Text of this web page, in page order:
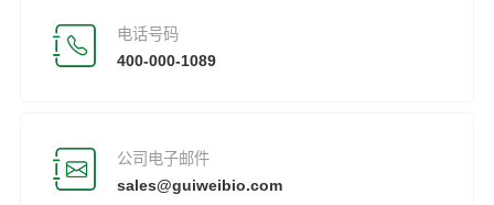
电话号码
400-000-1089
公司电子邮件
sales@guiweibio.com